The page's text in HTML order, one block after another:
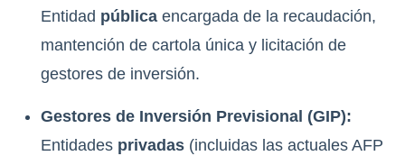
Entidad pública encargada de la recaudación,
mantención de cartola única y licitación de
gestores de inversión.
Gestores de Inversión Previsional (GIP):
Entidades privadas (incluidas las actuales AFP